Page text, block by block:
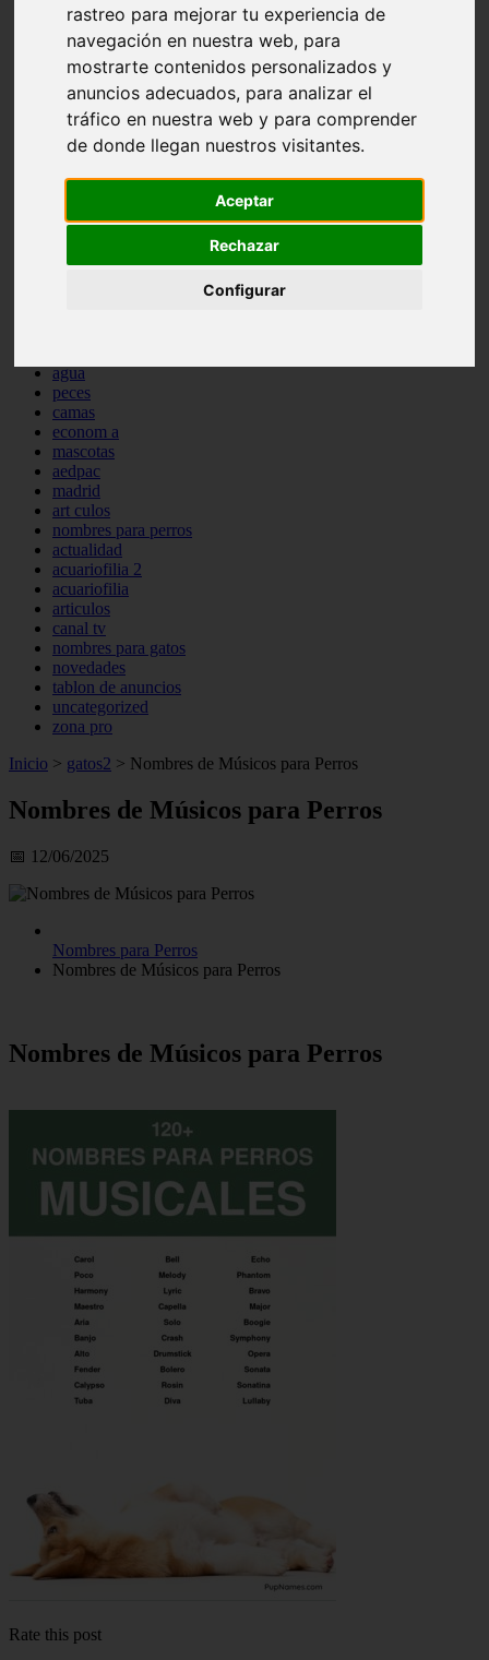
rastreo para mejorar tu experiencia de
navegación en nuestra web, para
mostrarte contenidos personalizados y
anuncios adecuados, para analizar el
tráfico en nuestra web y para comprender
de donde llegan nuestros visitantes.
Aceptar
Rechazar
Configurar
comportamiento
protagonistas
abandono
adopci n
ferias
higiene
snacks
acuario
comercios
agua
peces
camas
econom a
mascotas
aedpac
madrid
art culos
nombres para perros
actualidad
acuariofilia 2
acuariofilia
articulos
canal tv
nombres para gatos
novedades
tablon de anuncios
uncategorized
zona pro
Inicio > gatos2 > Nombres de Músicos para Perros
Nombres de Músicos para Perros
📅 12/06/2025
Nombres para Perros
Nombres de Músicos para Perros
Nombres de Músicos para Perros
Rate this post